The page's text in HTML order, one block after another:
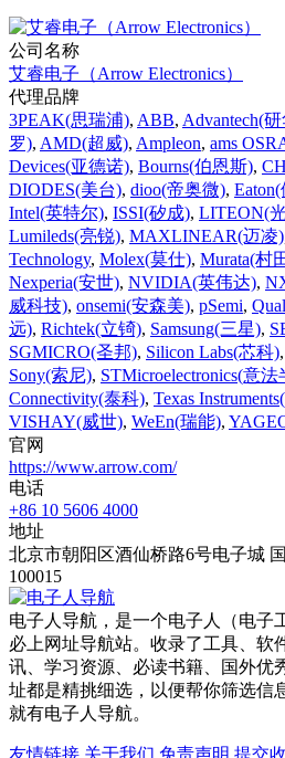
公司名称
艾睿电子（Arrow Electronics）
代理品牌
3PEAK(思瑞浦), ABB, Advantech(
罗), AMD(超威), Ampleon, ams
Devices(亚德诺), Bourns(伯恩斯),
DIODES(美台), dioo(帝奥微),
Intel(英特尔), ISSI(矽成), LITEON(
Lumileds(亮锐), MAXLINEAR(迈凌)
Technology, Molex(莫仕), Murata(村
Nexperia(安世), NVIDIA(英伟达),
威科技), onsemi(安森美), pSemi,
远), Richtek(立锜), Samsung(三星),
SGMICRO(圣邦), Silicon Labs(芯科),
Sony(索尼), STMicroelectronics(意
Connectivity(泰科), Texas
VISHAY(威世), WeEn(瑞能),
官网
https://www.arrow.com/
电话
+86 10 5606 4000
地址
北京市朝阳区酒仙桥路6号电子城
100015
电子人导航，是一个电子人（电子
必上网址导航站。收录了工具、软
讯、学习资源、必读书籍、国外优
址都是精挑细选，以便帮你筛选信
就有电子人导航。
友情链接 关于我们 免责声明 提交